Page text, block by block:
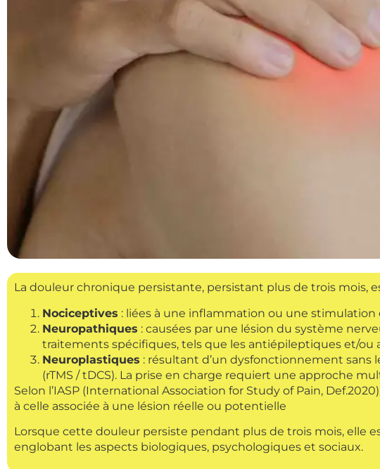
La douleur chronique persistante, persistant plus de trois mois,
Nociceptives : liées à une inflammation ou une stimulation
Neuropathiques : causées par une lésion du système
traitements spécifiques, tels que les antiépileptiques et/ou
Neuroplastiques : résultant d’un dysfonctionnement sans
(rTMS / tDCS). La prise en charge requiert une approche
Selon l’IASP (International Association for Study of Pain,
à celle associée à une lésion réelle ou potentielle
Lorsque cette douleur persiste pendant plus de trois mois, elle
englobant les aspects biologiques, psychologiques et sociaux.